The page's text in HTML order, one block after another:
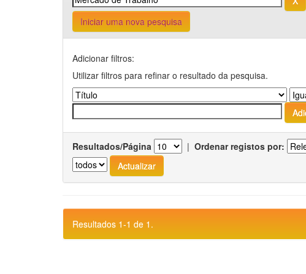
Iniciar uma nova pesquisa
Adicionar filtros:
Utilizar filtros para refinar o resultado da pesquisa.
Resultados/Página | Ordenar registos por:
Resultados 1-1 de 1.